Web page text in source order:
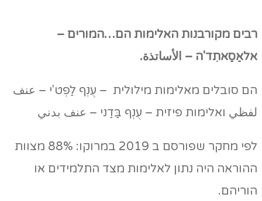
רבים מקורבנות האלימות הם…המורים –
אלאַסַאתִד'ה – الأساتذة.
הם סובלים מאלימות מילולית – עֻנְף לַפְט'י – عنف
لفظي ואלימות פיזית – עֻנְף בַּדַני – عنف بدني
לפי מחקר שפורסם ב 2019 במרוקו: 88% מצוות
ההוראה היה נתון לאלימות מצד התלמידים או
הוריהם.